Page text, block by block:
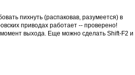
пихнуть (распаковав, разумеется) в
приводах работает -- проверено!
выхода. Еще можно сделать Shift-F2 и